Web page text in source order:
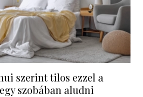
szerint tilos ezzel a
szobában aludni